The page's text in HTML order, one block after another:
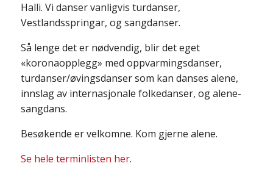
Halli. Vi danser vanligvis turdanser,
Vestlandsspringar, og sangdanser.
Så lenge det er nødvendig, blir det eget
«koronaopplegg» med oppvarmingsdanser,
turdanser/øvingsdanser som kan danses alene,
innslag av internasjonale folkedanser, og alene-
sangdans.
Besøkende er velkomne. Kom gjerne alene.
Se hele terminlisten her.